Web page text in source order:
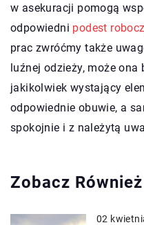
w asekuracji pomogą
odpowiedni podest
prac zwróćmy także
luźnej odzieży, może ona
jakikolwiek wystający
odpowiednie obuwie, a
spokojnie i z należytą
Zobacz Również
02